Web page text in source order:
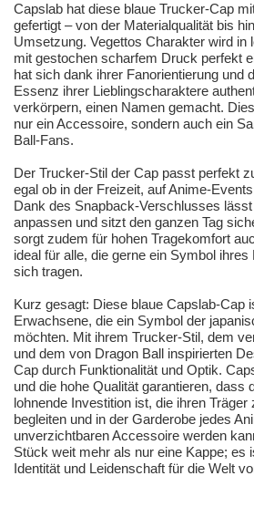
Capslab hat diese blaue Trucker-Cap
gefertigt – von der Materialqualität bis
Umsetzung. Vegettos Charakter wird in
mit gestochen scharfem Druck perfekt
hat sich dank ihrer Fanorientierung und
Essenz ihrer Lieblingscharaktere
verkörpern, einen Namen gemacht.
nur ein Accessoire, sondern auch ein
Ball-Fans.
Der Trucker-Stil der Cap passt perfekt
egal ob in der Freizeit, auf Anime-
Dank des Snapback-Verschlusses
anpassen und sitzt den ganzen Tag
sorgt zudem für hohen Tragekomfort
ideal für alle, die gerne ein Symbol
sich tragen.
Kurz gesagt: Diese blaue Capslab-Cap
Erwachsene, die ein Symbol der
möchten. Mit ihrem Trucker-Stil, dem
und dem von Dragon Ball inspirierten
Cap durch Funktionalität und Optik.
und die hohe Qualität garantieren, dass
lohnende Investition ist, die ihren
begleiten und in der Garderobe jedes
unverzichtbaren Accessoire werden
Stück weit mehr als nur eine Kappe; es
Identität und Leidenschaft für die Welt